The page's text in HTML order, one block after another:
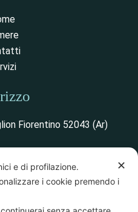
Fiorentino 52043 (Ar)
✕
e di profilazione.
i cookie premendo i